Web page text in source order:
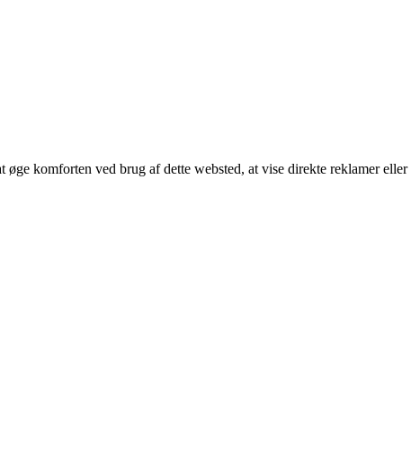
komforten ved brug af dette websted, at vise direkte reklamer eller